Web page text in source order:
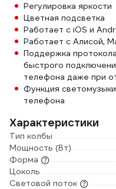
Регулировка яркости
Цветная подсветка
Работает с iOS и
Работает с Алисой,
Поддержка
быстрого
телефона даже при
Функция
телефона
Характеристики
Тип колбы
Мощность (Вт)
Форма
Цоколь
Световой поток